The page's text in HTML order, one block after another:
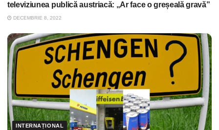
televiziunea publică austriacă: „Ar face o greșeală gravă”
DECEMBRIE 8, 2022
INTERNAȚIONAL